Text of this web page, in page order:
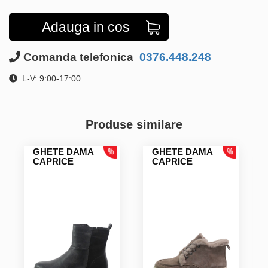
Adauga in cos
Comanda telefonica 0376.448.248
L-V: 9:00-17:00
Produse similare
GHETE DAMA
CAPRICE
GHETE DAMA
CAPRICE